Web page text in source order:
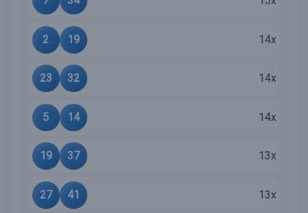
2 19 14x
23 32 14x
5 14 14x
19 37 13x
27 41 13x